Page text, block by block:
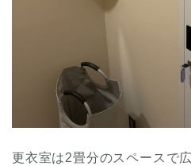
更衣室は2畳分のスペースで